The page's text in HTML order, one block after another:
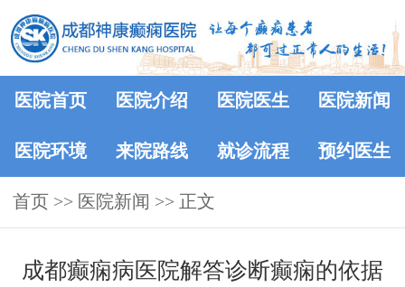
医院首页 医院介绍 医院医生 医院新闻
医院环境 来院路线 就诊流程 预约医生
首页 >> 医院新闻 >> 正文
成都癫痫病医院解答诊断癫痫的依据